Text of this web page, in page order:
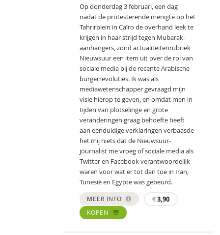
Op donderdag 3 februari, een dag
nadat de protesterende menigte op het
Tahrirplein in Caïro de overhand leek te
krijgen in haar strijd tegen Mubarak-
aanhangers, zond actualiteitenrubriek
Nieuwsuur een item uit over de rol van
sociale media bij de recente Arabische
burgerrevoluties. Ik was als
mediawetenschapper gevraagd mijn
visie hierop te geven, en omdat men in
tijden van plotselinge en grote
veranderingen graag behoefte heeft
aan eenduidige verklaringen verbaasde
het mij niets dat de Nieuwsuur-
journalist me vroeg of sociale media als
Twitter en Facebook verantwoordelijk
waren voor wat er tot dan toe in Iran,
Tunesië en Egypte was gebeurd.
MEER INFO €3,90
KOPEN